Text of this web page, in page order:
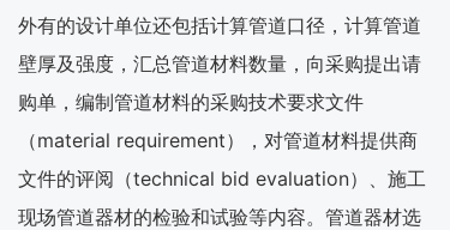
外有的设计单位还包括计算管道口径，计算管道
壁厚及强度，汇总管道材料数量，向采购提出请
购单，编制管道材料的采购技术要求文件
（material requirement），对管道材料提供商
文件的评阅（technical bid evaluation）、施工
现场管道器材的检验和试验等内容。管道器材选